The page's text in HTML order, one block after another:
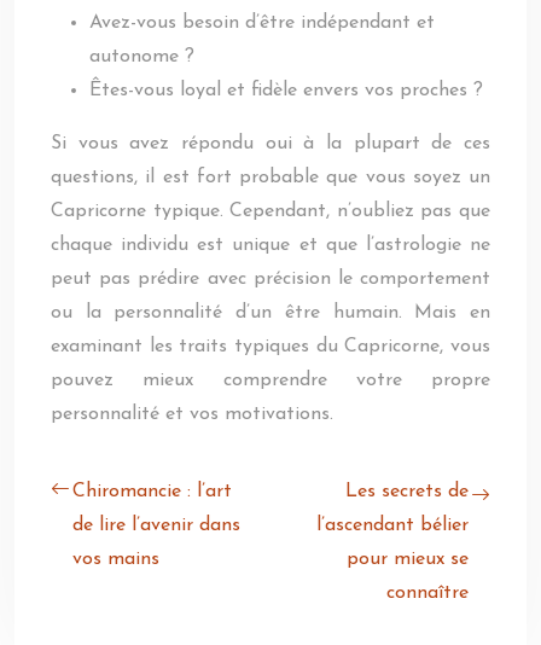
Avez-vous besoin d’être indépendant et
autonome ?
Êtes-vous loyal et fidèle envers vos proches ?
Si vous avez répondu oui à la plupart de ces
questions, il est fort probable que vous soyez un
Capricorne typique. Cependant, n’oubliez pas que
chaque individu est unique et que l’astrologie ne
peut pas prédire avec précision le comportement
ou la personnalité d’un être humain. Mais en
examinant les traits typiques du Capricorne, vous
pouvez mieux comprendre votre propre
personnalité et vos motivations.
Chiromancie : l’art
de lire l’avenir dans
vos mains
Les secrets de
l’ascendant bélier
pour mieux se
connaître